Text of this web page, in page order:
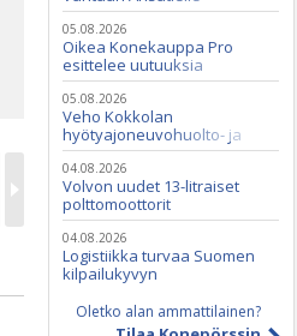
05.08.2026
Oikea Konekauppa Pro
esittelee uutuuksia
ammattikäyttöön
05.08.2026
Veho Kokkolan
hyötyajoneuvohuolto- ja
varaosatoiminnot Q2 Service
Oy:lle lokakuussa
04.08.2026
Volvon uudet 13-litraiset
polttomoottorit
04.08.2026
Logistiikka turvaa Suomen
kilpailukyvyn
Oletko alan ammattilainen?